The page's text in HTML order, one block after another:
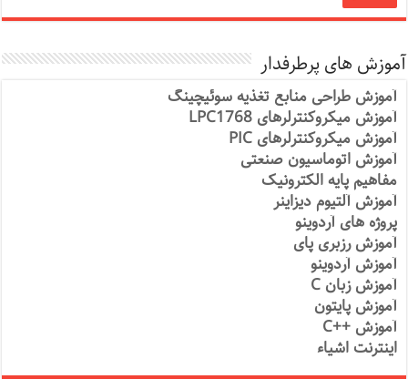
آموزش های پرطرفدار
آموزش طراحی منابع تغذیه سوئیچینگ
آموزش میکروکنترلرهای LPC1768
آموزش میکروکنترلرهای PIC
آموزش اتوماسیون صنعتی
مفاهیم پایه الکترونیک
آموزش آلتیوم دیزاینر
پروژه های آردوینو
آموزش رزبری پای
آموزش آردوینو
آموزش زبان C
آموزش پایتون
آموزش ++C
اینترنت اشیاء